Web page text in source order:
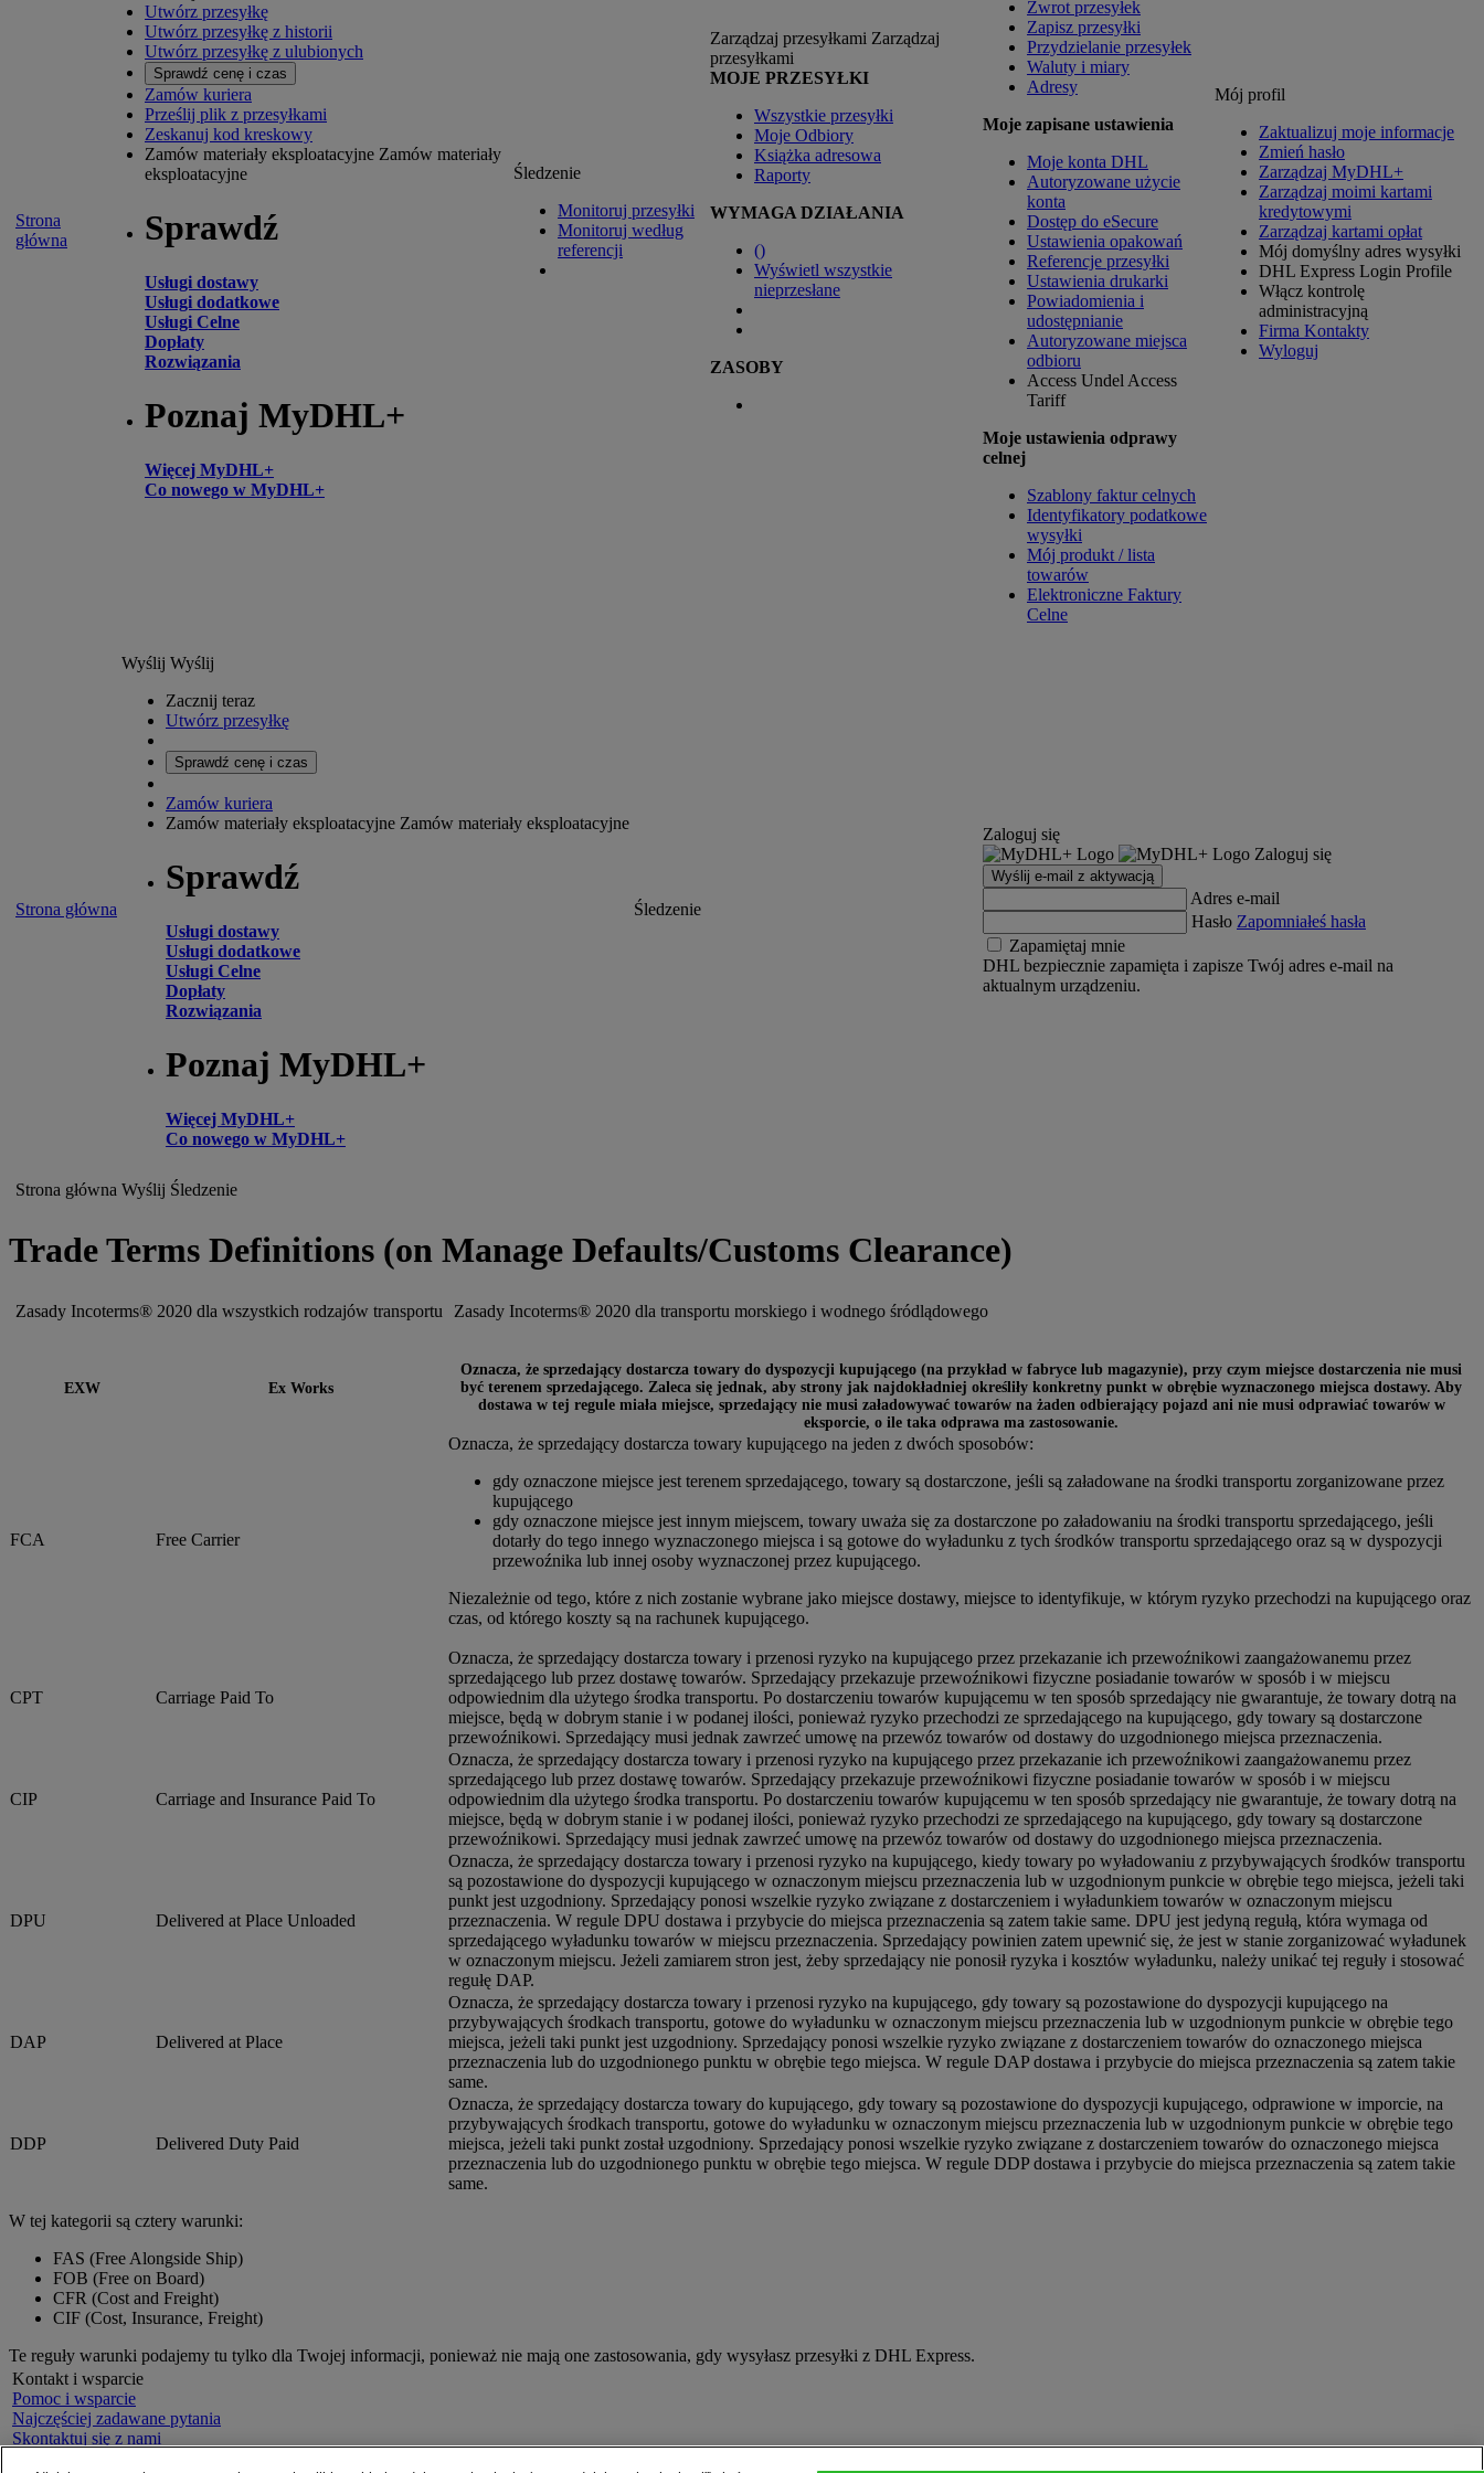
Strona
główna
Utwórz przesyłkę
Utwórz przesyłkę z historii
Utwórz przesyłkę z ulubionych
Sprawdź cenę i czas
Zamów kuriera
Prześlij plik z przesyłkami
Zeskanuj kod kreskowy
Zamów materiały eksploatacyjne Zamów materiały
eksploatacyjne
Sprawdź
Usługi dostawy
Usługi dodatkowe
Usługi Celne
Dopłaty
Rozwiązania
Poznaj MyDHL+
Więcej MyDHL+
Co nowego w MyDHL+
Śledzenie
Monitoruj przesyłki
Monitoruj według
referencji
Zarządzaj przesyłkami Zarządzaj
przesyłkami
MOJE PRZESYŁKI
Wszystkie przesyłki
Moje Odbiory
Książka adresowa
Raporty
WYMAGA DZIAŁANIA
()
Wyświetl wszystkie
nieprzesłane
ZASOBY
Zwrot przesyłek
Zapisz przesyłki
Przydzielanie przesyłek
Waluty i miary
Adresy
Moje zapisane ustawienia
Moje konta DHL
Autoryzowane użycie
konta
Dostęp do eSecure
Ustawienia opakowań
Referencje przesyłki
Ustawienia drukarki
Powiadomienia i
udostępnianie
Autoryzowane miejsca
odbioru
Access Undel Access
Tariff
Moje ustawienia odprawy
celnej
Szablony faktur celnych
Identyfikatory podatkowe
wysyłki
Mój produkt / lista
towarów
Elektroniczne Faktury
Celne
Mój profil
Zaktualizuj moje informacje
Zmień hasło
Zarządzaj MyDHL+
Zarządzaj moimi kartami
kredytowymi
Zarządzaj kartami opłat
Mój domyślny adres wysyłki
DHL Express Login Profile
Włącz kontrolę
administracyjną
Firma Kontakty
Wyloguj
Strona główna
Wyślij Wyślij
Zacznij teraz
Utwórz przesyłkę
Sprawdź cenę i czas
Zamów kuriera
Zamów materiały eksploatacyjne Zamów materiały eksploatacyjne
Sprawdź
Usługi dostawy
Usługi dodatkowe
Usługi Celne
Dopłaty
Rozwiązania
Poznaj MyDHL+
Więcej MyDHL+
Co nowego w MyDHL+
Śledzenie
Zaloguj się
Zaloguj się
Wyślij e-mail z aktywacją
Adres e-mail
Hasło Zapomniałeś hasła
Zapamiętaj mnie
DHL bezpiecznie zapamięta i zapisze Twój adres e-mail na
aktualnym urządzeniu.
Strona główna Wyślij Śledzenie
Trade Terms Definitions (on Manage Defaults/Customs Clearance)
Zasady Incoterms® 2020 dla wszystkich rodzajów transportu Zasady Incoterms® 2020 dla transportu morskiego i wodnego śródlądowego
EXW Ex Works
Oznacza, że sprzedający dostarcza towary do dyspozycji kupującego (na przykład w fabryce lub magazynie), przy czym miejsce dostarczenia nie musi
być terenem sprzedającego. Zaleca się jednak, aby strony jak najdokładniej określiły konkretny punkt w obrębie wyznaczonego miejsca dostawy. Aby
dostawa w tej regule miała miejsce, sprzedający nie musi załadowywać towarów na żaden odbierający pojazd ani nie musi odprawiać towarów w
eksporcie, o ile taka odprawa ma zastosowanie.
FCA Free Carrier
Oznacza, że sprzedający dostarcza towary kupującego na jeden z dwóch sposobów:
gdy oznaczone miejsce jest terenem sprzedającego, towary są dostarczone, jeśli są załadowane na środki transportu zorganizowane przez
kupującego
gdy oznaczone miejsce jest innym miejscem, towary uważa się za dostarczone po załadowaniu na środki transportu sprzedającego, jeśli
dotarły do tego innego wyznaczonego miejsca i są gotowe do wyładunku z tych środków transportu sprzedającego oraz są w dyspozycji
przewoźnika lub innej osoby wyznaczonej przez kupującego.
Niezależnie od tego, które z nich zostanie wybrane jako miejsce dostawy, miejsce to identyfikuje, w którym ryzyko przechodzi na kupującego oraz
czas, od którego koszty są na rachunek kupującego.
CPT Carriage Paid To
Oznacza, że sprzedający dostarcza towary i przenosi ryzyko na kupującego przez przekazanie ich przewoźnikowi zaangażowanemu przez
sprzedającego lub przez dostawę towarów. Sprzedający przekazuje przewoźnikowi fizyczne posiadanie towarów w sposób i w miejscu
odpowiednim dla użytego środka transportu. Po dostarczeniu towarów kupującemu w ten sposób sprzedający nie gwarantuje, że towary dotrą na
miejsce, będą w dobrym stanie i w podanej ilości, ponieważ ryzyko przechodzi ze sprzedającego na kupującego, gdy towary są dostarczone
przewoźnikowi. Sprzedający musi jednak zawrzeć umowę na przewóz towarów od dostawy do uzgodnionego miejsca przeznaczenia.
CIP Carriage and Insurance Paid To
Oznacza, że sprzedający dostarcza towary i przenosi ryzyko na kupującego przez przekazanie ich przewoźnikowi zaangażowanemu przez
sprzedającego lub przez dostawę towarów. Sprzedający przekazuje przewoźnikowi fizyczne posiadanie towarów w sposób i w miejscu
odpowiednim dla użytego środka transportu. Po dostarczeniu towarów kupującemu w ten sposób sprzedający nie gwarantuje, że towary dotrą na
miejsce, będą w dobrym stanie i w podanej ilości, ponieważ ryzyko przechodzi ze sprzedającego na kupującego, gdy towary są dostarczone
przewoźnikowi. Sprzedający musi jednak zawrzeć umowę na przewóz towarów od dostawy do uzgodnionego miejsca przeznaczenia.
DPU Delivered at Place Unloaded
Oznacza, że sprzedający dostarcza towary i przenosi ryzyko na kupującego, kiedy towary po wyładowaniu z przybywających środków transportu
są pozostawione do dyspozycji kupującego w oznaczonym miejscu przeznaczenia lub w uzgodnionym punkcie w obrębie tego miejsca, jeżeli taki
punkt jest uzgodniony. Sprzedający ponosi wszelkie ryzyko związane z dostarczeniem i wyładunkiem towarów w oznaczonym miejscu
przeznaczenia. W regule DPU dostawa i przybycie do miejsca przeznaczenia są zatem takie same. DPU jest jedyną regułą, która wymaga od
sprzedającego wyładunku towarów w miejscu przeznaczenia. Sprzedający powinien zatem upewnić się, że jest w stanie zorganizować wyładunek
w oznaczonym miejscu. Jeżeli zamiarem stron jest, żeby sprzedający nie ponosił ryzyka i kosztów wyładunku, należy unikać tej reguły i stosować
regułę DAP.
DAP Delivered at Place
Oznacza, że sprzedający dostarcza towary i przenosi ryzyko na kupującego, gdy towary są pozostawione do dyspozycji kupującego na
przybywających środkach transportu, gotowe do wyładunku w oznaczonym miejscu przeznaczenia lub w uzgodnionym punkcie w obrębie tego
miejsca, jeżeli taki punkt jest uzgodniony. Sprzedający ponosi wszelkie ryzyko związane z dostarczeniem towarów do oznaczonego miejsca
przeznaczenia lub do uzgodnionego punktu w obrębie tego miejsca. W regule DAP dostawa i przybycie do miejsca przeznaczenia są zatem takie
same.
DDP Delivered Duty Paid
Oznacza, że sprzedający dostarcza towary do kupującego, gdy towary są pozostawione do dyspozycji kupującego, odprawione w imporcie, na
przybywających środkach transportu, gotowe do wyładunku w oznaczonym miejscu przeznaczenia lub w uzgodnionym punkcie w obrębie tego
miejsca, jeżeli taki punkt został uzgodniony. Sprzedający ponosi wszelkie ryzyko związane z dostarczeniem towarów do oznaczonego miejsca
przeznaczenia lub do uzgodnionego punktu w obrębie tego miejsca. W regule DDP dostawa i przybycie do miejsca przeznaczenia są zatem takie
same.
W tej kategorii są cztery warunki:
FAS (Free Alongside Ship)
FOB (Free on Board)
CFR (Cost and Freight)
CIF (Cost, Insurance, Freight)
Te reguły warunki podajemy tu tylko dla Twojej informacji, ponieważ nie mają one zastosowania, gdy wysyłasz przesyłki z DHL Express.
Kontakt i wsparcie
Pomoc i wsparcie
Najczęściej zadawane pytania
Skontaktuj się z nami
O DHL